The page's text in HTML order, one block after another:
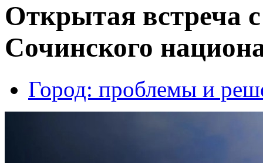
Открытая встреча
Сочинского
Город: проблемы и